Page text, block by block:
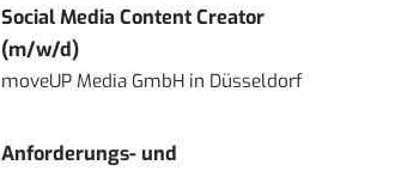
Social Media Content Creator
(m/w/d)
moveUP Media GmbH in Düsseldorf
Anforderungs- und